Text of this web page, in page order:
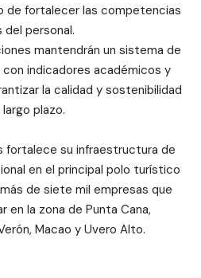
de fortalecer las competencias
personal.
mantendrán un sistema de
indicadores académicos y
la calidad y sostenibilidad
plazo.
fortalece su infraestructura de
en el principal polo turístico
de siete mil empresas que
en la zona de Punta Cana,
Macao y Uvero Alto.